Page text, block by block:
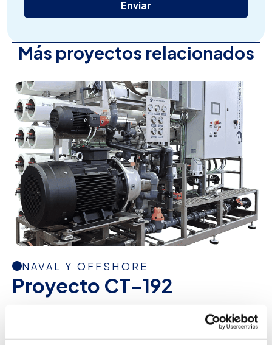
Más proyectos relacionados
NAVAL Y OFFSHORE
Proyecto CT-192